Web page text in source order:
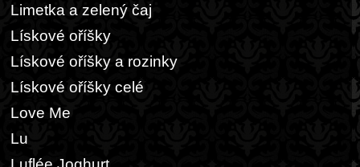
Limetka a zelený čaj
Lískové oříšky
Lískové oříšky a rozinky
Lískové oříšky celé
Love Me
Lu